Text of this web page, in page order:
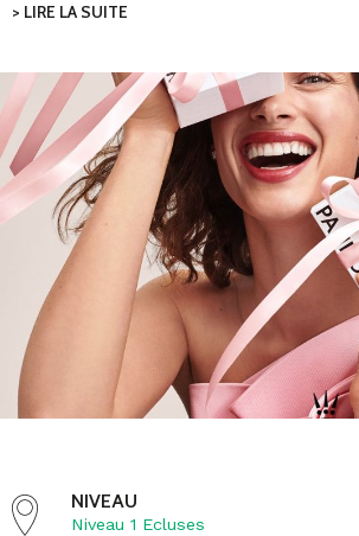
ans en tant que bijouterie de
Pandora place la durabilité au cœur
Ainsi, le joaillier s’est engagé à
de l’or et de l’argent recyclés dans
et à réduire de moitié ses émissions
serre sur l’ensemble de sa chaîne de
> LIRE LA SUITE
NIVEAU
Niveau 1 Ecluses